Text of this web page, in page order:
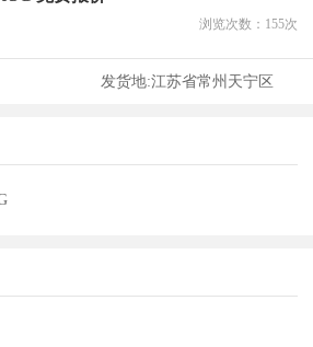
浏览次数： 155次
发货地:江苏省常州天宁区